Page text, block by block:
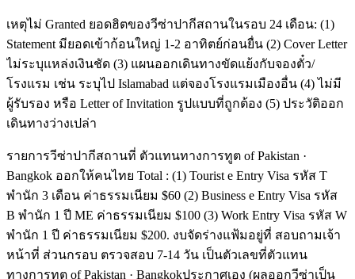
เหตุไม่ Granted ยอดฮิตของวีซ่าปากีสถานในรอบ 24 เดือน: (1)
Statement มียอดเข้าก้อนใหญ่ 1-2 อาทิตย์ก่อนยื่น (2) Cover Letter
ไม่ระบุแหล่งเงินชัด (3) แผนออกเดินทางขัดแย้งกับจองตั๋ว/
โรงแรม เช่น ระบุไป Islamabad แต่จองโรงแรมเมืองอื่น (4) ไม่มี
ผู้รับรอง หรือ Letter of Invitation รูปแบบที่ถูกต้อง (5) ประวัติออก
เดินทางว่างเปล่า
รายการวีซ่าปากีสถานที่ ตัวแทนทางการทูต of Pakistan ·
Bangkok ออกให้คนไทย Total : (1) Tourist e Entry Visa รหัส T
พำนัก 3 เดือน ค่าธรรมเนียม $60 (2) Business e Entry Visa รหัส
B พำนัก 1 ปี ME ค่าธรรมเนียม $100 (3) Work Entry Visa รหัส W
พำนัก 1 ปี ค่าธรรมเนียม $200. งบจัดร่างแฟ้มอยู่ที่ สอบถามเจ้า
หน้าที่ ส่วนกรอบ ตรวจสอบ 7-14 วัน เป็นตัวเลขที่ตัวแทน
ทางการทูต of Pakistan · Bangkokประกาศเอง (ผลออกวีซ่าเป็น